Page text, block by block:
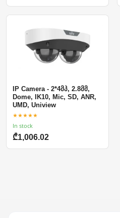
IP Camera - 2*4მპ, 2.8მმ,
Dome, IK10, Mic, SD, ANR,
UMD, Uniview
★★★★★
In stock
₾1,006.02